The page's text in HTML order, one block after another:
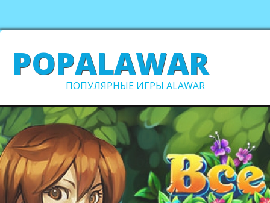
POPALAWAR
ПОПУЛЯРНЫЕ ИГРЫ ALAWAR